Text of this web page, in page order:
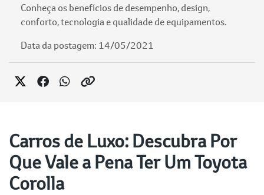
Conheça os benefícios de desempenho, design,
conforto, tecnologia e qualidade de equipamentos.
Data da postagem: 14/05/2021
Carros de Luxo: Descubra Por
Que Vale a Pena Ter Um Toyota
Corolla